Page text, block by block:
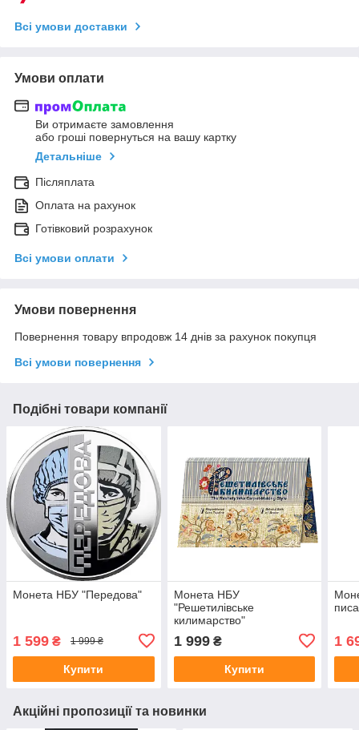
Всі умови доставки
Умови оплати
Ви отримаєте замовлення
або гроші повернуться на вашу картку
Детальніше
Післяплата
Оплата на рахунок
Готівковий розрахунок
Всі умови оплати
Умови повернення
Повернення товару впродовж 14 днів за рахунок покупця
Всі умови повернення
Подібні товари компанії
Монета НБУ "Передова"
1 599 ₴ 1 999 ₴
Купити
Монета НБУ
"Решетилівське
килимарство"
1 999₴
Купити
1
Акційні пропозиції та новинки